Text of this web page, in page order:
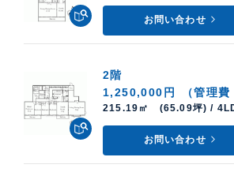
お問い合わせ
2階
1,250,000円
（管理費
215.19㎡ (65.09坪) /
お問い合わせ